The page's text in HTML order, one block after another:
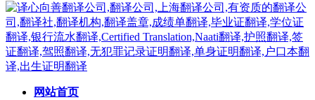
网站首页